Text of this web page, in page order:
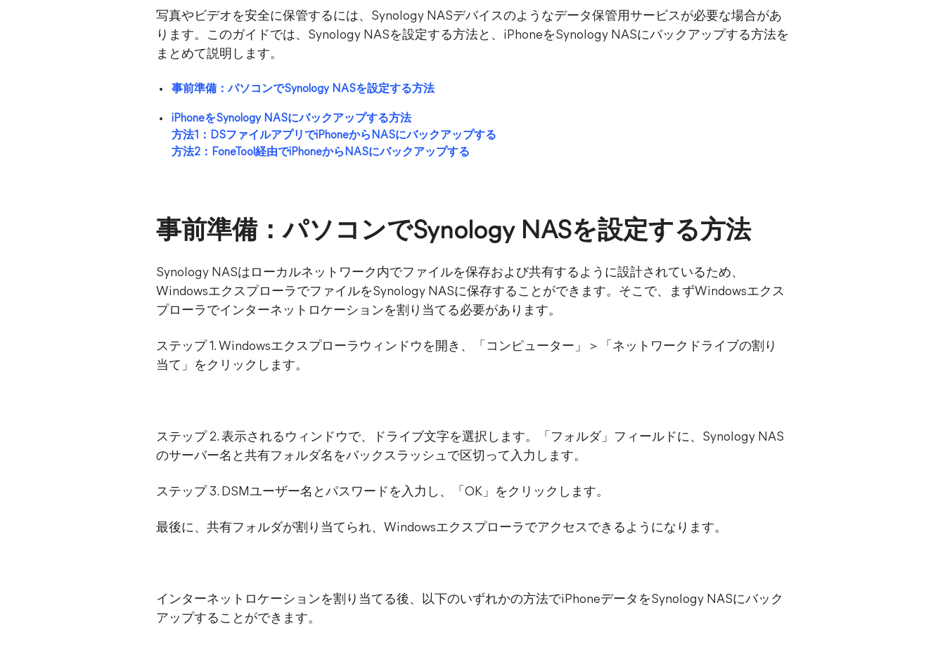
写真やビデオを安全に保管するには、Synology NASデバイスのようなデータ保管用サービスが必要な場合があ
ります。このガイドでは、Synology NASを設定する方法と、iPhoneをSynology NASにバックアップする方法を
まとめて説明します。
事前準備：パソコンでSynology NASを設定する方法
iPhoneをSynology NASにバックアップする方法
方法1：DSファイルアプリでiPhoneからNASにバックアップする
方法2：FoneTool経由でiPhoneからNASにバックアップする
事前準備：パソコンでSynology NASを設定する方法
Synology NASはローカルネットワーク内でファイルを保存および共有するように設計されているため、
WindowsエクスプローラでファイルをSynology NASに保存することができます。そこで、まずWindowsエクス
プローラでインターネットロケーションを割り当てる必要があります。
ステップ 1. Windowsエクスプローラウィンドウを開き、「コンピューター」＞「ネットワークドライブの割り
当て」をクリックします。
ステップ 2. 表示されるウィンドウで、ドライブ文字を選択します。「フォルダ」フィールドに、Synology NAS
のサーバー名と共有フォルダ名をバックスラッシュで区切って入力します。
ステップ 3. DSMユーザー名とパスワードを入力し、「OK」をクリックします。
最後に、共有フォルダが割り当てられ、Windowsエクスプローラでアクセスできるようになります。
インターネットロケーションを割り当てる後、以下のいずれかの方法でiPhoneデータをSynology NASにバック
アップすることができます。